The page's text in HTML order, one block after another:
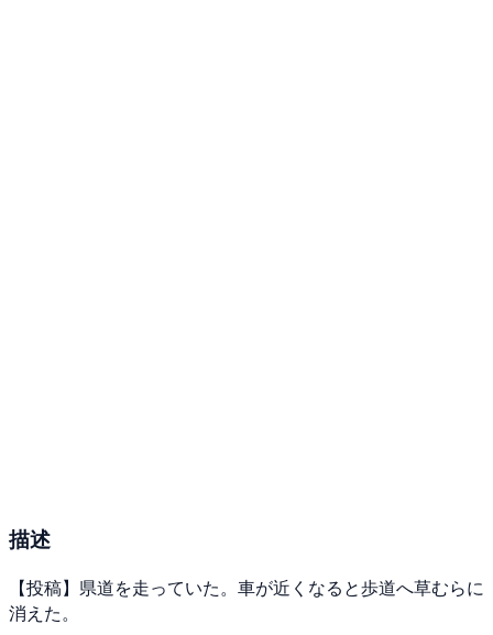
描述
【投稿】県道を走っていた。車が近くなると歩道へ草むらに
消えた。